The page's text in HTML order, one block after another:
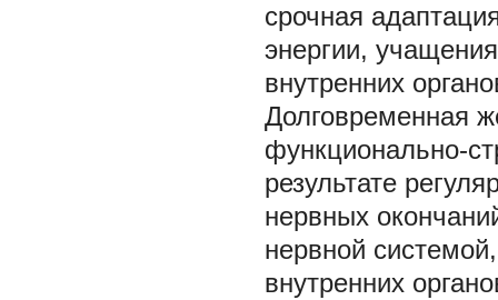
срочная
энергии,
внутренних
Долговременная
функционально-
результате
нервных
нервной
внутренних